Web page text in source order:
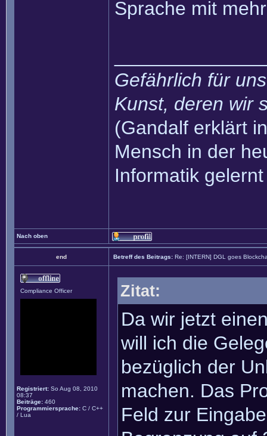
Sprache mit
Gefährlich für
Kunst, deren wir
(Gandalf erklärt
Mensch in der
Informatik
Nach oben
end Betreff des Beitrags: Re: [INTERN] DGL goes
Compliance Officer
Registriert: So Aug 08, 2010
08:37
Beiträge: 460
Programmiersprache: C / C++
/ Lua
Zitat:
Da wir jetzt
will ich die
bezüglich der
machen. Das
Feld zur